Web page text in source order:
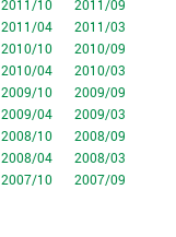
2011/10
2011/09
2011/04
2011/03
2010/10
2010/09
2010/04
2010/03
2009/10
2009/09
2009/04
2009/03
2008/10
2008/09
2008/04
2008/03
2007/10
2007/09